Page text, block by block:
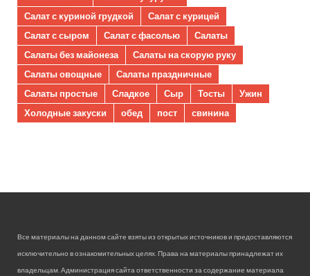
Салат с куриной грудкой
Салат с курицей
Салат с сыром
Салат с фасолью
Салаты
Салаты без майонеза
Салаты на скорую руку
Салаты овощные
Салаты праздничные
Салаты простые
Сладкое Сыр Тосты
Ужин
Холодные закуски
обед пост свинина
Все материалы на данном сайте взяты из открытых источников и предоставляются
исключительно в ознакомительных целях. Права на материалы принадлежат их
владельцам. Администрация сайта ответственности за содержание материала